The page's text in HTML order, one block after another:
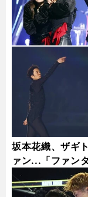
坂本花織、ザギ
ァン...「ファン
ギャラリー